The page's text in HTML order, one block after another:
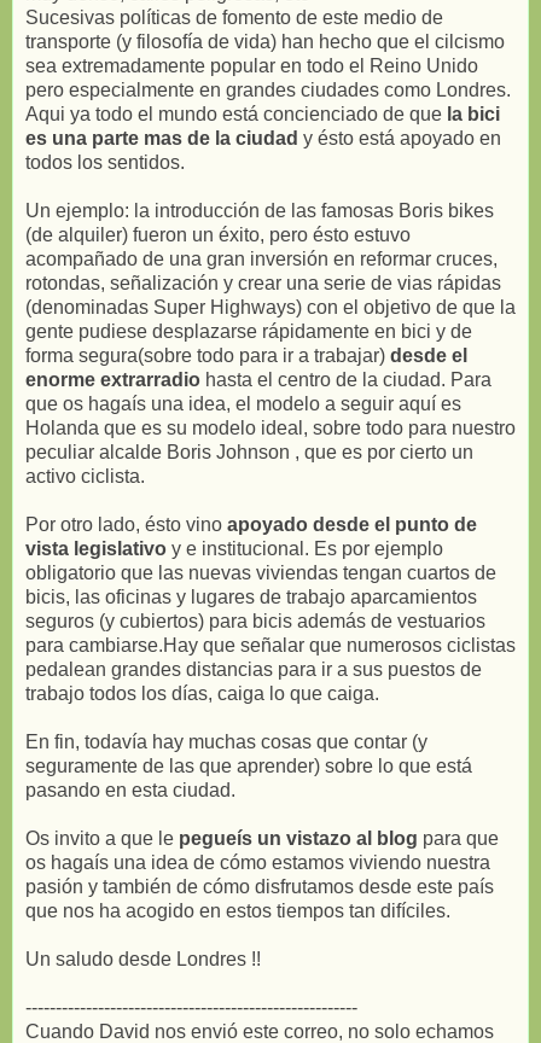
Sucesivas políticas de fomento de este medio de
transporte (y filosofía de vida) han hecho que el cilcismo
sea extremadamente popular en todo el Reino Unido
pero especialmente en grandes ciudades como Londres.
Aqui ya todo el mundo está concienciado de que la bici
es una parte mas de la ciudad y ésto está apoyado en
todos los sentidos.
Un ejemplo: la introducción de las famosas Boris bikes
(de alquiler) fueron un éxito, pero ésto estuvo
acompañado de una gran inversión en reformar cruces,
rotondas, señalización y crear una serie de vias rápidas
(denominadas Super Highways) con el objetivo de que la
gente pudiese desplazarse rápidamente en bici y de
forma segura(sobre todo para ir a trabajar) desde el
enorme extrarradio hasta el centro de la ciudad. Para
que os hagaís una idea, el modelo a seguir aquí es
Holanda que es su modelo ideal, sobre todo para nuestro
peculiar alcalde Boris Johnson , que es por cierto un
activo ciclista.
Por otro lado, ésto vino apoyado desde el punto de
vista legislativo y e institucional. Es por ejemplo
obligatorio que las nuevas viviendas tengan cuartos de
bicis, las oficinas y lugares de trabajo aparcamientos
seguros (y cubiertos) para bicis además de vestuarios
para cambiarse.Hay que señalar que numerosos ciclistas
pedalean grandes distancias para ir a sus puestos de
trabajo todos los días, caiga lo que caiga.
En fin, todavía hay muchas cosas que contar (y
seguramente de las que aprender) sobre lo que está
pasando en esta ciudad.
Os invito a que le pegueís un vistazo al blog para que
os hagaís una idea de cómo estamos viviendo nuestra
pasión y también de cómo disfrutamos desde este país
que nos ha acogido en estos tiempos tan difíciles.
Un saludo desde Londres !!
-------------------------------------------------------
Cuando David nos envió este correo, no solo echamos